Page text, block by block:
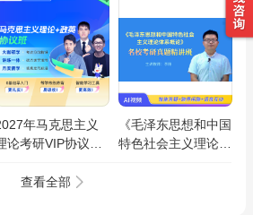
年马克思主义
论考研VIP协议班
理/马克思主义中国
《毛泽东思想和中国
特色社会主义理论体
查看全部